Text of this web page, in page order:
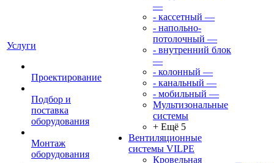
Услуги
Проектирование
Подбор и
поставка
оборудования
Монтаж
оборудования
—
- кассетный —
- напольно-
потолочный —
- внутренний блок
—
- колонный —
- канальный —
- мобильный —
Мультизональные
системы
+ Ещё 5
Вентиляционные
системы VILPE
Кровельная